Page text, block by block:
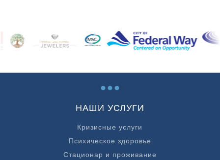
...
НАШИ УСЛУГИ
Кризисные услуги
Психическое здоровье
Стационар и проживание